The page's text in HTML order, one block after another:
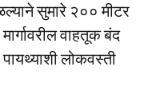
सुमारे २०० मीटर
वाहतूक बंद
लोकवस्ती